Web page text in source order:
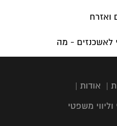
ואזרח
לאשכנזים - מה
| אודות |
וליווי משפטי